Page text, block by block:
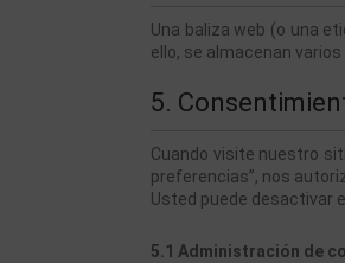
Una baliza web (o una
ello, se almacenan
5.
Cuando visite nuestro
preferencias”, nos
Usted puede desactivar
5.1 Administración de